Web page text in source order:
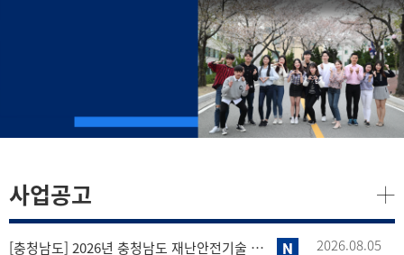
사업공고
[충청남도] 2026년 충청남도 재난안전기술 공모 안내 2026.08.05